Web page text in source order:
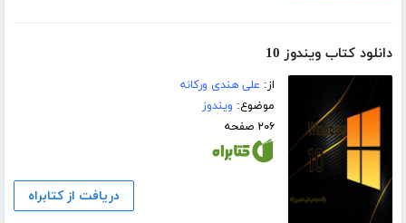
دانلود کتاب ویندوز 10
از: علی هندی ورکانه
موضوع: ویندوز
۲۰۶ صفحه
دریافت از کتابراه